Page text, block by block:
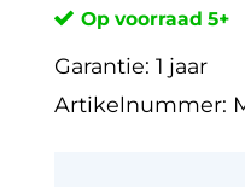
Op voorraad 5+
Garantie: 1 jaar
Artikelnummer: